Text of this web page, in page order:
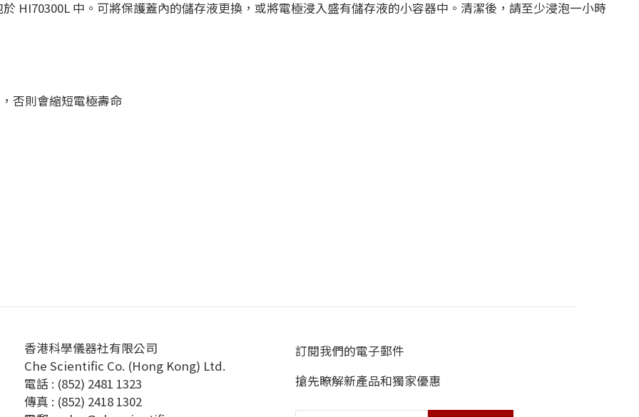
HI70300L 中。可將保護蓋內的儲存液更換，或將電極浸入盛有儲存液的小容器中。清潔後，請至少浸泡一小時
否則會縮短電極壽命
香港科學儀器社有限公司
Che Scientific Co. (Hong Kong) Ltd.
電話 : (852) 2481 1323
傳真 : (852) 2418 1302
訂閱我們的電子郵件
搶先瞭解新產品和獨家優惠